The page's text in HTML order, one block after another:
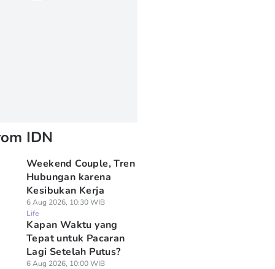
IDN
Weekend Couple, Tren
Hubungan karena
Kesibukan Kerja
6 Aug 2026, 10:30 WIB
Life
⁠Kapan Waktu yang
Tepat untuk Pacaran
Lagi Setelah Putus?
6 Aug 2026, 10:00 WIB